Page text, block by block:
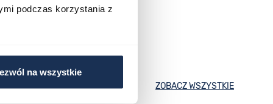
podczas korzystania z
na wszystkie
ZOBACZ WSZYSTKIE